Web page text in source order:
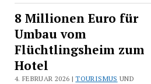
8 Millionen Euro für
Umbau vom
Flüchtlingsheim zum
Hotel
4. FEBRUAR 2026 |TOURISMUS UND